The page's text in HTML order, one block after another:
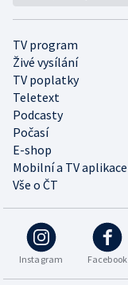
TV program
Živé vysílání
TV poplatky
Teletext
Podcasty
Počasí
E-shop
Mobilní a TV aplikace
Vše o ČT
Instagram Facebook